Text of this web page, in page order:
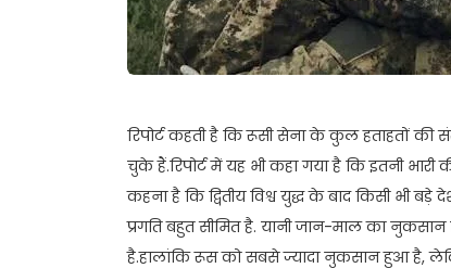
रिपोर्ट कहती है कि रूसी सेना के कुल हताहतों
चुके हैं.रिपोर्ट में यह भी कहा गया है कि इतनी
कहना है कि द्वितीय विश्व युद्ध के बाद किसी भी
प्रगति बहुत सीमित है. यानी जान-माल का
है.हालांकि रूस को सबसे ज्यादा नुकसान हुआ है,